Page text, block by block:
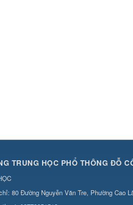
TRUNG HỌC PHỔ THÔNG ĐỖ
80 Đường Nguyễn Văn Tre, Phường Cao